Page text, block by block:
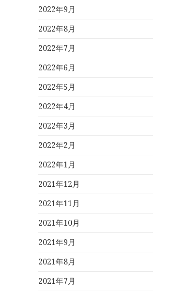
2022年9月
2022年8月
2022年7月
2022年6月
2022年5月
2022年4月
2022年3月
2022年2月
2022年1月
2021年12月
2021年11月
2021年10月
2021年9月
2021年8月
2021年7月